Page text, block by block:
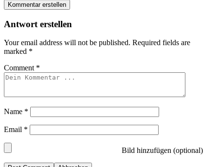
Kommentar erstellen
Antwort erstellen
Your email address will not be published. Required fields are
marked *
Comment *
Name *
Email *
Bild hinzufügen (optional)